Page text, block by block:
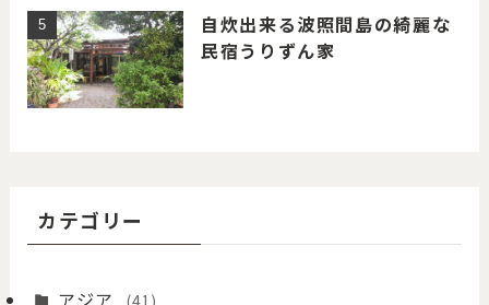
自炊出来る波照間島の綺麗な
民宿うりずん家
カテゴリー
アジア